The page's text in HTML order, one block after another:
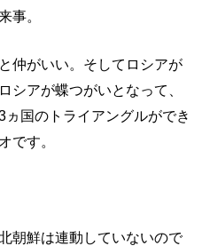
事。
仲がいい。そしてロシアが
シアが蝶つがいとなって、
国のトライアングルができ
です。
朝鮮は連動していないので